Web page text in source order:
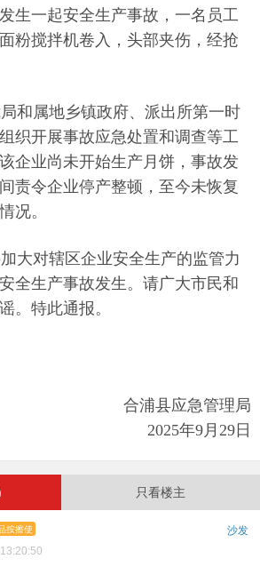
生一起安全生产事故，一名员工
粉搅拌机卷入，头部夹伤，经抢
和属地乡镇政府、派出所第一时
织开展事故应急处置和调查等工
企业尚未开始生产月饼，事故发
责令企业停产整顿，至今未恢复
况。
大对辖区企业安全生产的监管力
全生产事故发生。请广大市民和
。特此通报。
合浦县应急管理局
2025年9月29日
只看楼主
按擦使
沙发